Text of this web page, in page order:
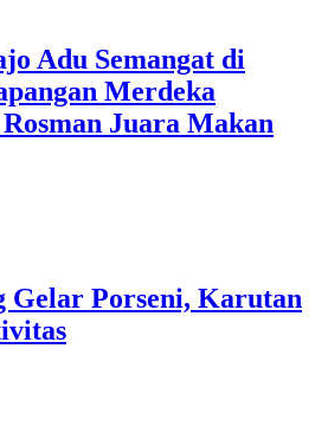
Adu Semangat di
Merdeka
Juara Makan
Gelar Porseni, Karutan